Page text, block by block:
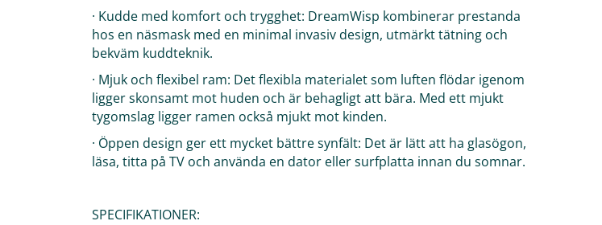
· Kudde med komfort och trygghet: DreamWisp kombinerar prestanda
hos en näsmask med en minimal invasiv design, utmärkt tätning och
bekväm kuddteknik.
· Mjuk och flexibel ram: Det flexibla materialet som luften flödar igenom
ligger skonsamt mot huden och är behagligt att bära. Med ett mjukt
tygomslag ligger ramen också mjukt mot kinden.
· Öppen design ger ett mycket bättre synfält: Det är lätt att ha glasögon,
läsa, titta på TV och använda en dator eller surfplatta innan du somnar.
SPECIFIKATIONER: